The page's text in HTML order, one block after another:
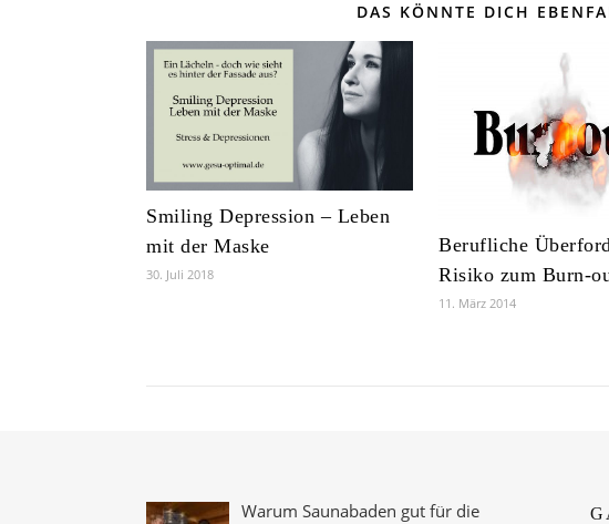
DAS KÖNNTE DICH
Smiling Depression – Leben
mit der Maske
30. Juli 2018
Berufliche
Risiko zum Burn-
11. März 2014
Warum Saunabaden gut für die